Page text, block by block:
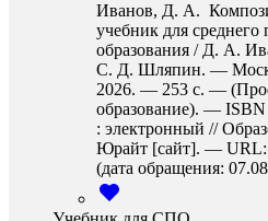
Иванов, Д. А.
учебник для среднего
образования / Д. А.
С. Д. Шляпин. —
2026. — 253 с. —
образование). —
: электронный //
Юрайт [сайт]. — URL:
(дата обращения: